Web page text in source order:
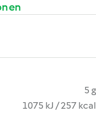
5 g
1075 kJ / 257 kcal